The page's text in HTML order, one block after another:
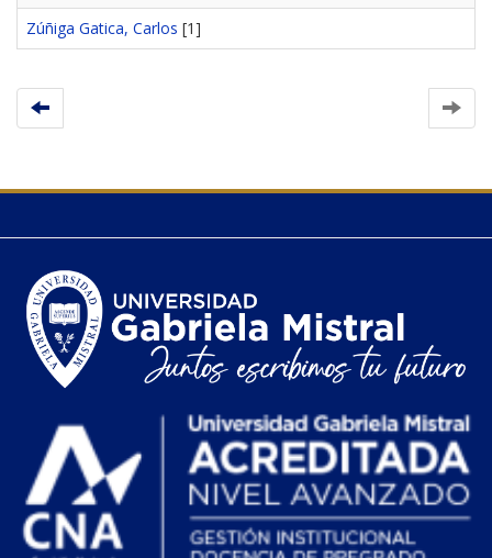
Zúñiga Gatica, Carlos [1]